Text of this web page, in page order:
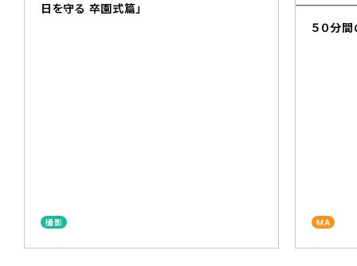
日を守る 卒園式篇」
撮影
５０分
MA